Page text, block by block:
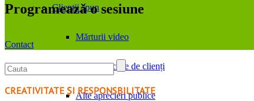
Clienții spun
Mărturii video
Articole scrise de clienți
Alte aprecieri publice
Programează o sesiune
Contact
CREATIVITATE ȘI RESPONSBILITATE